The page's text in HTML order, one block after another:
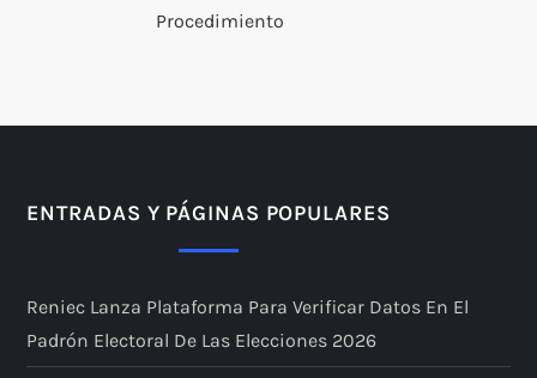
Procedimiento
ENTRADAS Y PÁGINAS POPULARES
Reniec Lanza Plataforma Para Verificar Datos En El
Padrón Electoral De Las Elecciones 2026